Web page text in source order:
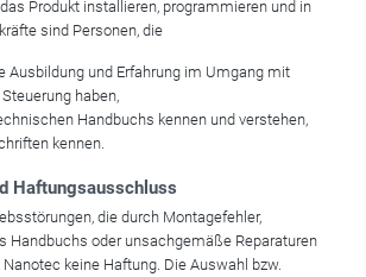
Produkt installieren, programmieren und in
sind Personen, die
Ausbildung und Erfahrung im Umgang mit
haben,
Handbuchs kennen und verstehen,
kennen.
Haftungsausschluss
die durch Montagefehler,
Handbuchs oder unsachgemäße Reparaturen
keine Haftung. Die Auswahl bzw.